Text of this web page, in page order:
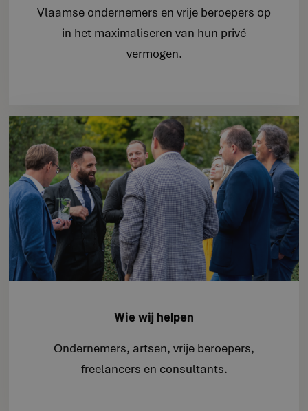
Vlaamse ondernemers en vrije beroepers op
in het maximaliseren van hun privé
vermogen.
Wie wij helpen
Ondernemers, artsen, vrije beroepers,
freelancers en consultants.